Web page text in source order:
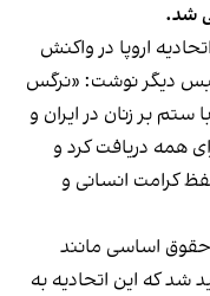
شد.
اروپا در واکنش
دیگرنوشت: «نرگس
ستم بر زنان در ایران و
همه دریافت کرد و
کرامت انسانی و
حقوق اساسی مانند
شد که این اتحادیه به